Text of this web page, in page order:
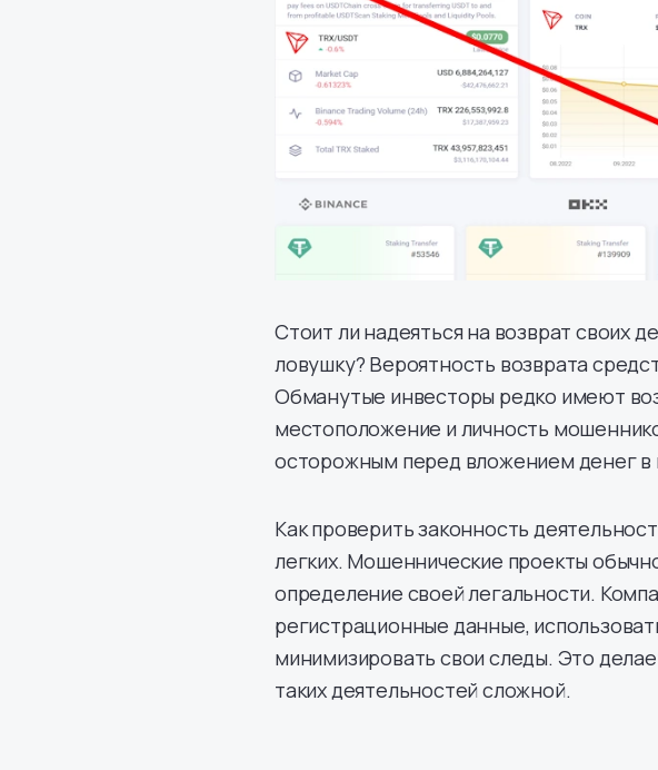
Стоит ли надеяться на возврат своих
ловушку? Вероятность возврата
Обманутые инвесторы редко имеют
местоположение и личность
осторожным перед вложением денег в
Как проверить законность
легких. Мошеннические проекты
определение своей легальности.
регистрационные данные,
минимизировать свои следы. Это
таких деятельностей сложной.